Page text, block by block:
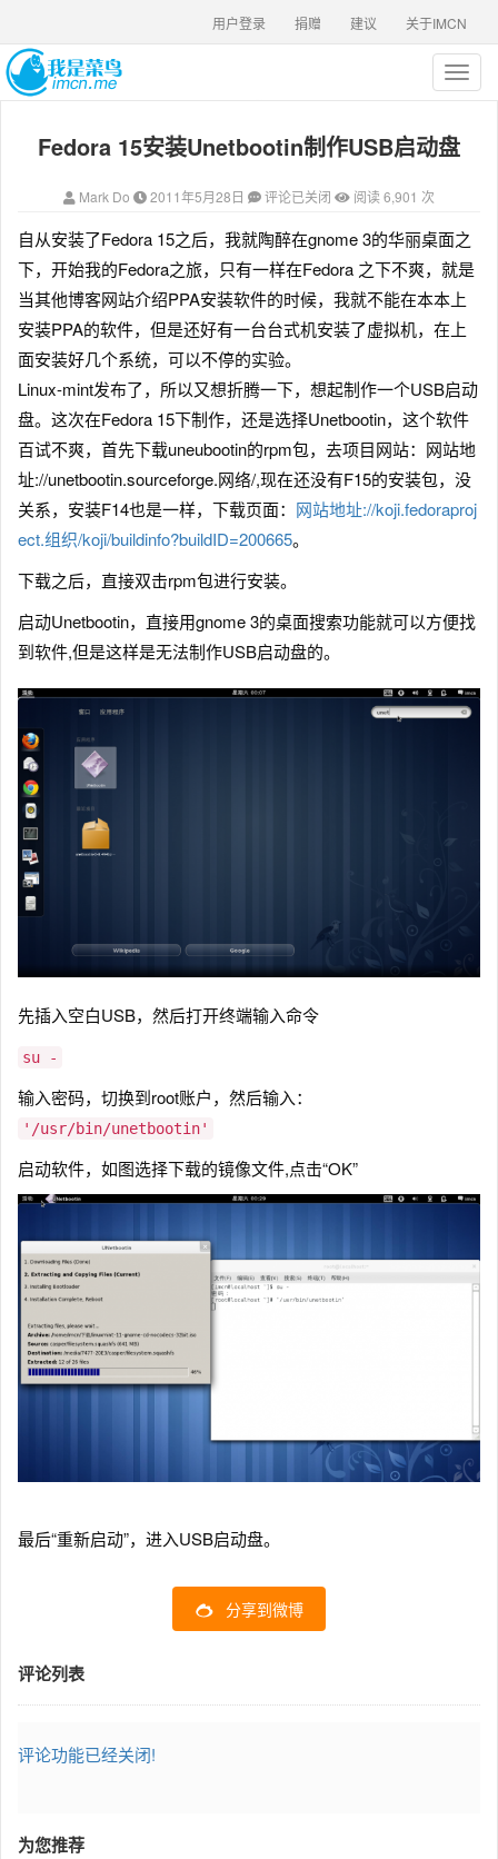
关于IMCN
建议
捐赠
用户登录
T
o
g
l
a
v
i
g
a
t
o
n
Fedora 15安装Unetbootin制作USB启动盘
Mark Do 2011年5月28日 评论已关闭 阅读 6,901 次
自从安装了Fedora 15之后，我就陶醉在gnome 3的华丽桌面之
下，开始我的Fedora之旅，只有一样在Fedora 之下不爽，就是
当其他博客网站介绍PPA安装软件的时候，我就不能在本本上
安装PPA的软件，但是还好有一台台式机安装了虚拟机，在上
面安装好几个系统，可以不停的实验。
Linux-mint发布了，所以又想折腾一下，想起制作一个USB启动
盘。这次在Fedora 15下制作，还是选择Unetbootin，这个软件
百试不爽，首先下载uneubootin的rpm包，去项目网站：网站地
址://unetbootin.sourceforge.网络/,现在还没有F15的安装包，没
关系，安装F14也是一样，下载页面： 网站地址://koji.fedoraproj
ect.组织/koji/buildinfo?buildID=200665。
下载之后，直接双击rpm包进行安装。
启动Unetbootin，直接用gnome 3的桌面搜索功能就可以方便找
到软件,但是这样是无法制作USB启动盘的。
先插入空白USB，然后打开终端输入命令
su -
输入密码，切换到root账户，然后输入：
'/usr/bin/unetbootin'
启动软件，如图选择下载的镜像文件,点击“OK”
最后“重新启动”，进入USB启动盘。
分享到微博
评论列表
评论功能已经关闭!
为您推荐